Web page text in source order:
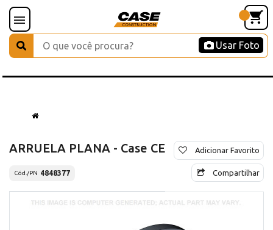
Usar Foto
ARRUELA PLANA - Case CE
Cód./PN 4848377
Adicionar Favorito
Compartilhar